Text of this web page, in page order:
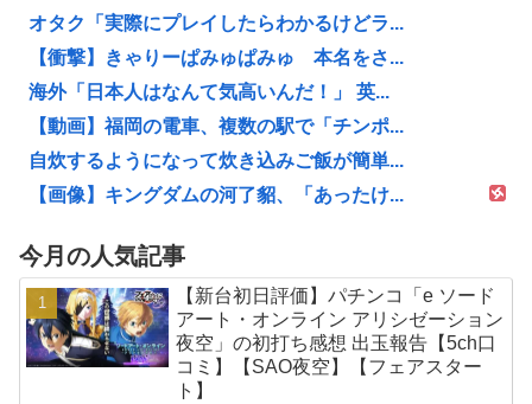
オタク「実際にプレイしたらわかるけどラ...
【衝撃】きゃりーぱみゅぱみゅ 本名をさ...
海外「日本人はなんて気高いんだ！」 英...
【動画】福岡の電車、複数の駅で「チンポ...
自炊するようになって炊き込みご飯が簡単...
【画像】キングダムの河了貂、「あったけ...
今月の人気記事
【新台初日評価】パチンコ「e ソード
アート・オンライン アリシゼーション
夜空」の初打ち感想 出玉報告【5ch口
コミ】【SAO夜空】【フェアスター
ト】